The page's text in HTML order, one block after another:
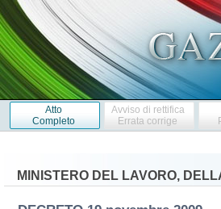
Atto
Completo
Avviso di rettifica
Errata corrige
MINISTERO DEL LAVORO,